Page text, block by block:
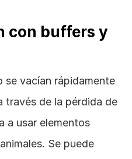
con buffers y
se vacían rápidamente
través de la pérdida de
a usar elementos
Se puede